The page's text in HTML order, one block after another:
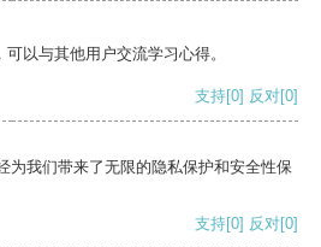
以与其他用户交流学习心得。
支持[0] 反对[0]
为我们带来了无限的隐私保护和安全性保
支持[0] 反对[0]